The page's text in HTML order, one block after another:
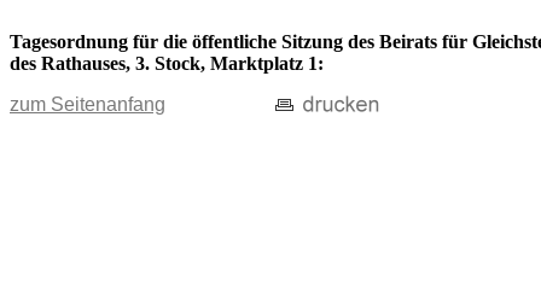
Tagesordnung für die öffentliche Sitzung des Beirats für
des Rathauses, 3. Stock, Marktplatz 1:
zum Seitenanfang